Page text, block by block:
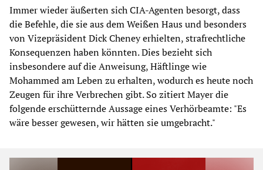
Immer wieder äußerten sich CIA-Agenten besorgt, dass
die Befehle, die sie aus dem Weißen Haus und besonders
von Vizepräsident Dick Cheney erhielten, strafrechtliche
Konsequenzen haben könnten. Dies bezieht sich
insbesondere auf die Anweisung, Häftlinge wie
Mohammed am Leben zu erhalten, wodurch es heute noch
Zeugen für ihre Verbrechen gibt. So zitiert Mayer die
folgende erschütternde Aussage eines Verhörbeamte: "Es
wäre besser gewesen, wir hätten sie umgebracht."